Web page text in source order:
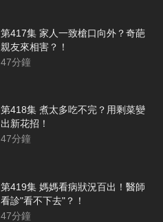
第417集 家人一致槍口向外？奇葩
親友來相害？！
47分鐘
第418集 煮太多吃不完？用剩菜變
出新花招！
47分鐘
第419集 媽媽看病狀況百出！醫師
看診"看不下去"？！
47分鐘